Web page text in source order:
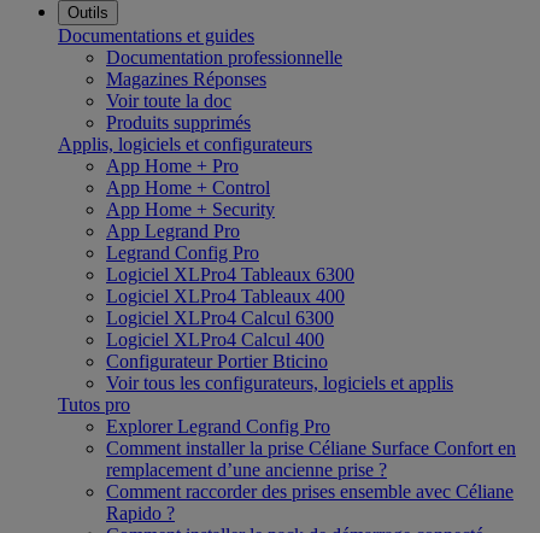
Outils
Documentations et guides
Documentation professionnelle
Magazines Réponses
Voir toute la doc
Produits supprimés
Applis, logiciels et configurateurs
App Home + Pro
App Home + Control
App Home + Security
App Legrand Pro
Legrand Config Pro
Logiciel XLPro4 Tableaux 6300
Logiciel XLPro4 Tableaux 400
Logiciel XLPro4 Calcul 6300
Logiciel XLPro4 Calcul 400
Configurateur Portier Bticino
Voir tous les configurateurs, logiciels et applis
Tutos pro
Explorer Legrand Config Pro
Comment installer la prise Céliane Surface Confort en
remplacement d’une ancienne prise ?
Comment raccorder des prises ensemble avec Céliane
Rapido ?